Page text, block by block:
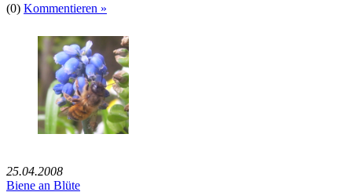
(0) Kommentieren »
25.04.2008
Biene an Blüte